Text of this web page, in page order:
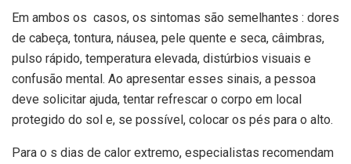
Em ambos os casos, os sintomas são semelhantes : dores
de cabeça, tontura, náusea, pele quente e seca, câimbras,
pulso rápido, temperatura elevada, distúrbios visuais e
confusão mental. Ao apresentar esses sinais, a pessoa
deve solicitar ajuda, tentar refrescar o corpo em local
protegido do sol e, se possível, colocar os pés para o alto.
Para o s dias de calor extremo, especialistas recomendam